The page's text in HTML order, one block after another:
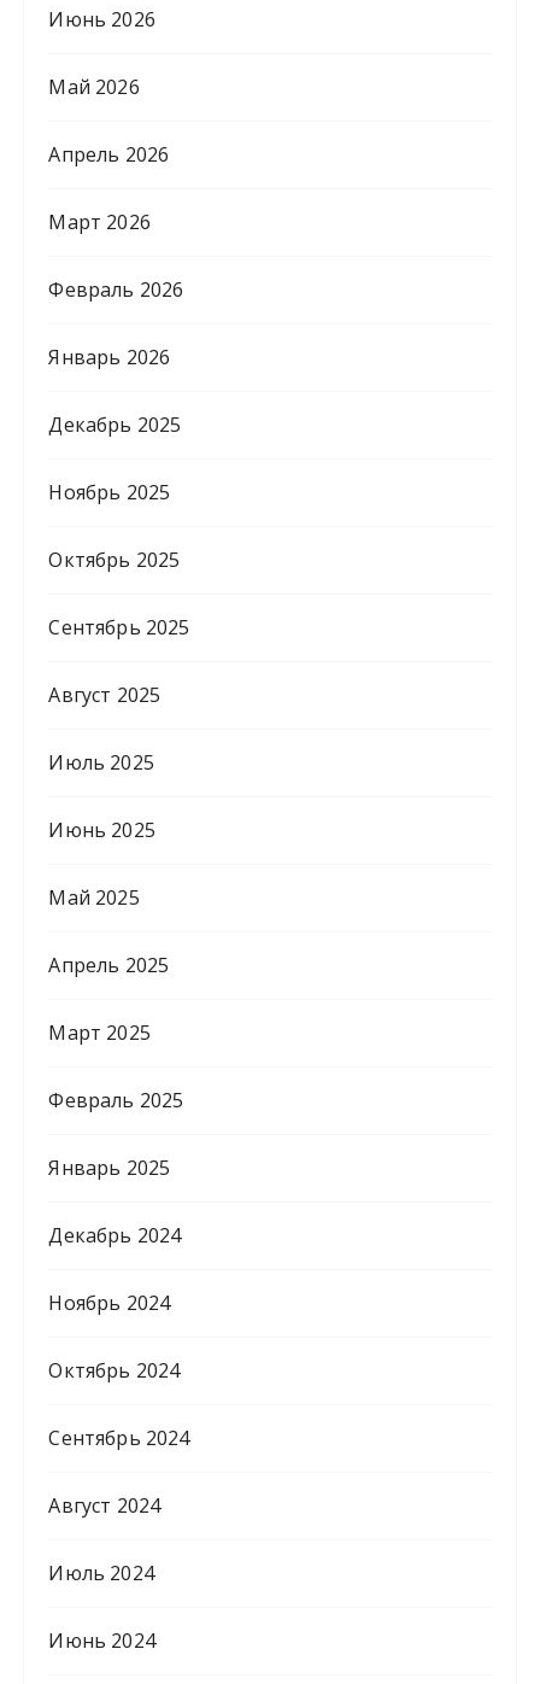
Июнь 2026
Май 2026
Апрель 2026
Март 2026
Февраль 2026
Январь 2026
Декабрь 2025
Ноябрь 2025
Октябрь 2025
Сентябрь 2025
Август 2025
Июль 2025
Июнь 2025
Май 2025
Апрель 2025
Март 2025
Февраль 2025
Январь 2025
Декабрь 2024
Ноябрь 2024
Октябрь 2024
Сентябрь 2024
Август 2024
Июль 2024
Июнь 2024